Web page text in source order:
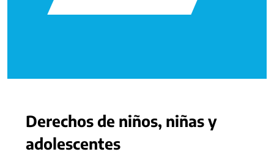
Derechos de niños, niñas y
adolescentes